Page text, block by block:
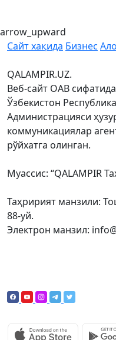
arrow_upward
Сайт хақида Бизнес
QALAMPIR.UZ.
Веб-сайт ОАВ
Ўзбекистон
Администрацияси
коммуникациялар
рўйхатга олинган.
Муассис: “QALAMPIR
Таҳририят манзили:
88-уй.
Электрон манзил: